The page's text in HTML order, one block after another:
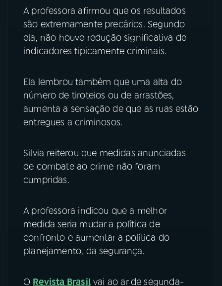
A professora afirmou que os resultados
são extremamente precários. Segundo
ela, não houve redução significativa de
indicadores tipicamente criminais.
Ela lembrou também que uma alta do
número de tiroteios ou de arrastões,
aumenta a sensação de que as ruas estão
entregues a criminosos.
Silvia reiterou que medidas anunciadas
de combate ao crime não foram
cumpridas.
A professora indicou que a melhor
medida seria mudar a política de
confronto e aumentar a política do
planejamento, da segurança.
O Revista Brasilvai ao ar de segunda-